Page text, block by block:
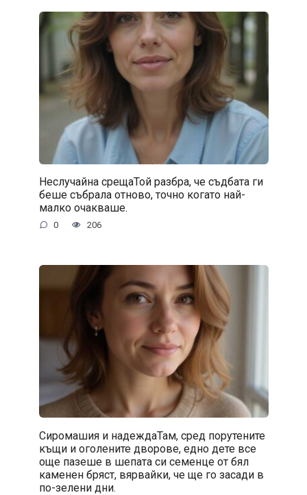
Неслучайна срещаТой разбра, че съдбата ги
беше събрала отново, точно когато най-
малко очакваше.
0 206
Сиромашия и надеждаТам, сред порутените
къщи и оголените дворове, едно дете все
още пазеше в шепата си семенце от бял
каменен бряст, вярвайки, че ще го засади в
по-зелени дни.